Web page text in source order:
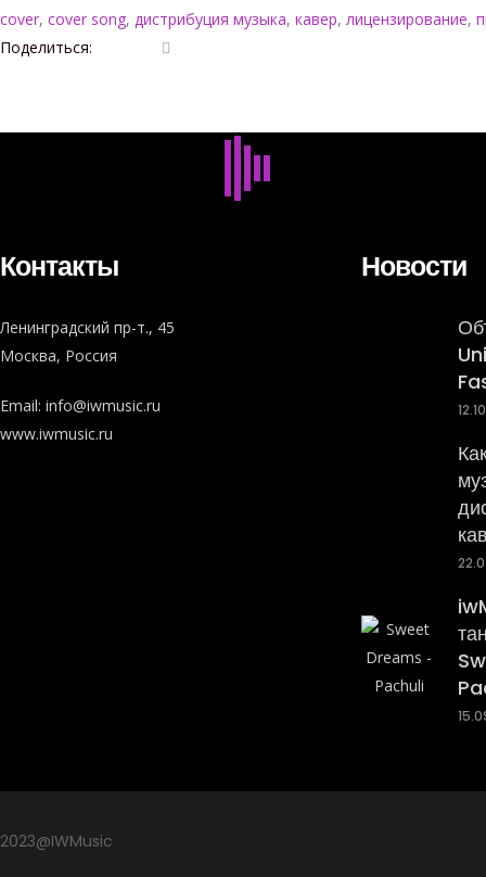
cover, cover song, дистрибуция музыка, кавер, лицензирование,
Поделиться:
Контакты
Ленинградский пр-т., 45
Москва, Россия
Email: info@iwmusic.ru
www.iwmusic.ru
Новости
2023@IWMusic